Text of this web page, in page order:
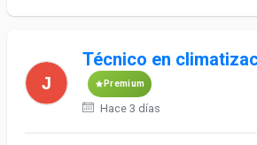
Técnico en
Premium
Hace 3 días